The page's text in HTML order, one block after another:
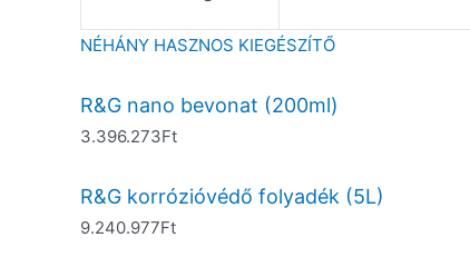
NÉHÁNY HASZNOS KIEGÉSZÍTŐ
R&G nano bevonat (200ml)
3.396.273Ft
R&G korrózióvédő folyadék (5L)
9.240.977Ft